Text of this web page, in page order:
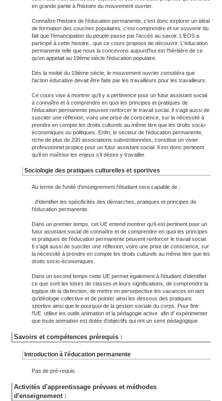
en grande partie à l'histoire du mouvement ouvrier.
Connaître l'histoire de l'éducation permanente, c'est donc explorer un idéal
de formation des couches populaires, c'est comprendre et se souvenir du
fait que l'émancipation du peuple passe par l'accès au savoir. L'EOS a
participé à cette histoire...que ce cours propose de découvrir. L'éducation
permanente telle que nous la concevons aujourd'hui est l'héritière de ce
qu'on appelait au 19ème siècle l'éducation populaire.
Dès la moitié du 19ième siècle, le mouvement ouvrier considéra que
l'action éducative devait être faite par les travailleurs pour les travailleurs.
Ce cours vise à montrer qu'il y a pertinence pour un futur assistant social
à connaître et à comprendre en quoi les principes et pratiques de
l'éducation permanente peuvent renforcer le travail social. Il s'agit aussi de
susciter une réflexion, voire une prise de conscience, sur la nécessité à
prendre en compte les droits culturels au même titre que les droits socio-
économiques ou politiques. Enfin, le secteur de l'éducation permanente,
riche de plus de 200 associations subventionnées, constitue un vivier
professionnel propice pour un futur assistant social. Il est donc pertinent
qu'il en maîtrise les enjeux s'il désire y travailler.
Sociologie des pratiques culturelles et sportives
Au terme de l'unité d'enseignement l'étudiant sera capable de :
. d'identifier les spécificités des démarches, pratiques et principes de
l'éducation permanente.
Dans un premier temps, cet UE entend montrer qu'il est pertinent pour un
futur assistant social de connaître et de comprendre en quoi les principes
et pratiques de l'éducation permanente peuvent renforcer le travail social.
Il s'agit aussi de susciter une réflexion, voire une prise de conscience, sur
la nécessité à prendre en compte les droits culturels au même titre que les
droits socio-économiques.
Dans un second temps cette UE permet également à l'étudiant d'identifier
ce que sont les loisirs de classes et leurs significations, de comprendre la
logique de la distinction, de mettre en persepective les vacances en tant
qu'idéologie collective et de pointer ainsi les dessous des pratiques
sportive ainsi que le pourquoi de la gestion sociale du corps. Pour finir
l'UE utilise les outils animation et la pédagogie active afin d' expérimenter
que toute animation est dotée d'objectifs qui ont un sens pédagogique
Savoirs et compétences prérequis :
Introduction à l'éducation permanente
Pas de pré-requis.
Activités d'apprentissage prévues et méthodes
d'enseignement :